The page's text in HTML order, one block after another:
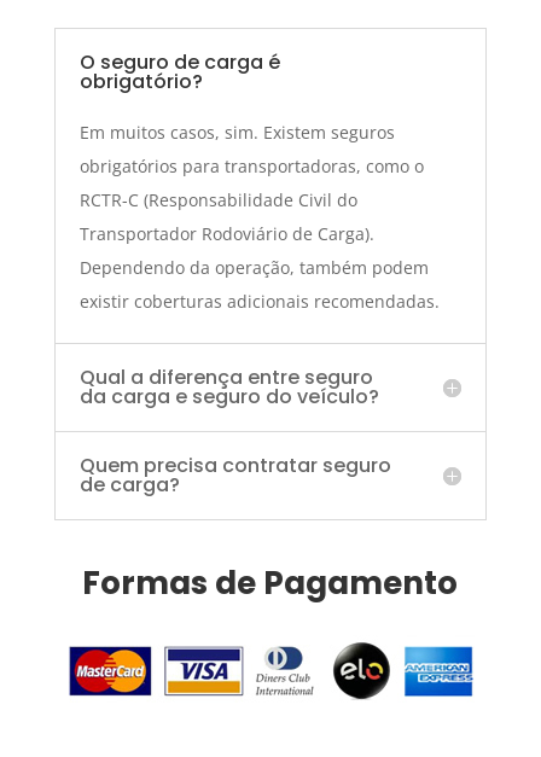
O seguro de carga é
obrigatório?
Em muitos casos, sim. Existem seguros
obrigatórios para transportadoras, como o
RCTR-C (Responsabilidade Civil do
Transportador Rodoviário de Carga).
Dependendo da operação, também podem
existir coberturas adicionais recomendadas.
Qual a diferença entre seguro
da carga e seguro do veículo?
Quem precisa contratar seguro
de carga?
Formas de Pagamento